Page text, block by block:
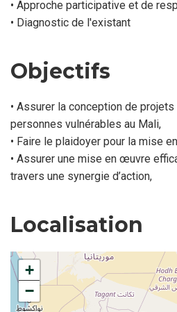
• Approche participative et de
• Diagnostic de l'existant
Objectifs
• Assurer la conception de
personnes vulnérables au Mali,
• Faire le plaidoyer pour la mise
• Assurer une mise en œuvre
travers une synergie d’action,
Localisation
+
−